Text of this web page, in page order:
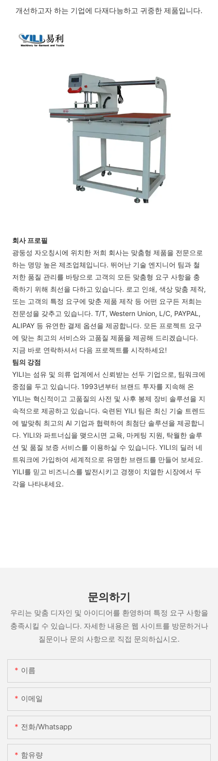
개선하고자 하는 기업에 다재다능하고 귀중한 제품입니다.
회사 프로필
광둥성 자오칭시에 위치한 저희 회사는 맞춤형 제품을 전문으로
하는 명망 높은 제조업체입니다. 뛰어난 기술 엔지니어 팀과 철
저한 품질 관리를 바탕으로 고객의 모든 맞춤형 요구 사항을 충
족하기 위해 최선을 다하고 있습니다. 로고 인쇄, 색상 맞춤 제작,
또는 고객의 특정 요구에 맞춘 제품 제작 등 어떤 요구든 저희는
전문성을 갖추고 있습니다. T/T, Western Union, L/C, PAYPAL,
ALIPAY 등 유연한 결제 옵션을 제공합니다. 모든 프로젝트 요구
에 맞는 최고의 서비스와 고품질 제품을 제공해 드리겠습니다.
지금 바로 연락하셔서 다음 프로젝트를 시작하세요!
팀의 강점
YILI는 섬유 및 의류 업계에서 신뢰받는 선두 기업으로, 팀워크에
중점을 두고 있습니다. 1993년부터 브랜드 투자를 지속해 온
YILI는 혁신적이고 고품질의 사전 및 사후 봉제 장비 솔루션을 지
속적으로 제공하고 있습니다. 숙련된 YILI 팀은 최신 기술 트렌드
에 발맞춰 최고의 AI 기업과 협력하여 최첨단 솔루션을 제공합니
다. YILI와 파트너십을 맺으시면 교육, 마케팅 지원, 탁월한 솔루
션 및 품질 보증 서비스를 이용하실 수 있습니다. YILI의 딜러 네
트워크에 가입하여 세계적으로 유명한 브랜드를 만들어 보세요.
YILI를 믿고 비즈니스를 발전시키고 경쟁이 치열한 시장에서 두
각을 나타내세요.
문의하기
우리는 맞춤 디자인 및 아이디어를 환영하며 특정 요구 사항을
충족시킬 수 있습니다. 자세한 내용은 웹 사이트를 방문하거나
질문이나 문의 사항으로 직접 문의하십시오.
이름
이메일
전화/whatsapp
함유량